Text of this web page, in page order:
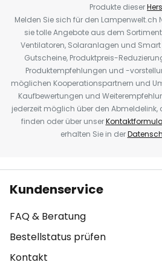
Produkte dieser
Melden Sie sich für den Lampenwelt.ch
sie tolle Angebote aus dem
Ventilatoren, Solaranlagen und
Gutscheine, Produktpreis-
Produktempfehlungen und -
möglichen Kooperationspartnern und
Kaufbewertungen und
jederzeit möglich über den Abmeldelink,
finden oder über unser
erhalten Sie in der
Kundenservice
FAQ & Beratung
Bestellstatus prüfen
Kontakt